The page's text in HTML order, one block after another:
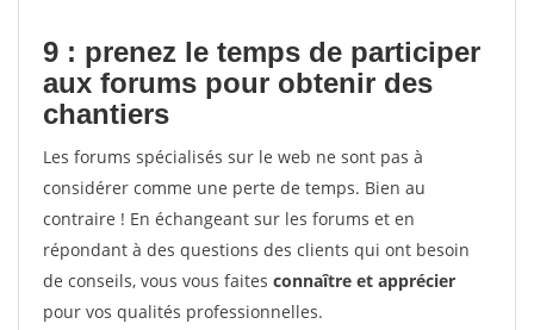
9 : prenez le temps de participer
aux forums pour obtenir des
chantiers
Les forums spécialisés sur le web ne sont pas à
considérer comme une perte de temps. Bien au
contraire ! En échangeant sur les forums et en
répondant à des questions des clients qui ont besoin
de conseils, vous vous faites connaître et apprécier
pour vos qualités professionnelles.